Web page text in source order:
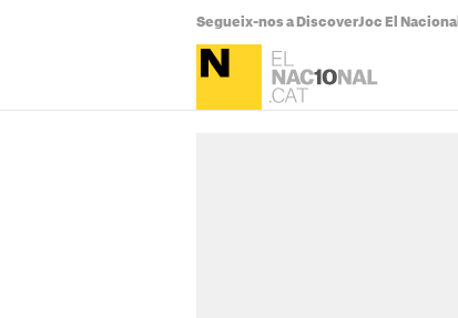
Segueix-nos a DiscoverJoc El Nacional